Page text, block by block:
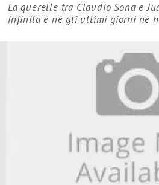
La querelle tra Claudio Sona e
infinita e ne gli ultimi giorni ne